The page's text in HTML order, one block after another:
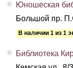
Юношеская
Большой пр.
В наличии 1 из 1
Библиотека